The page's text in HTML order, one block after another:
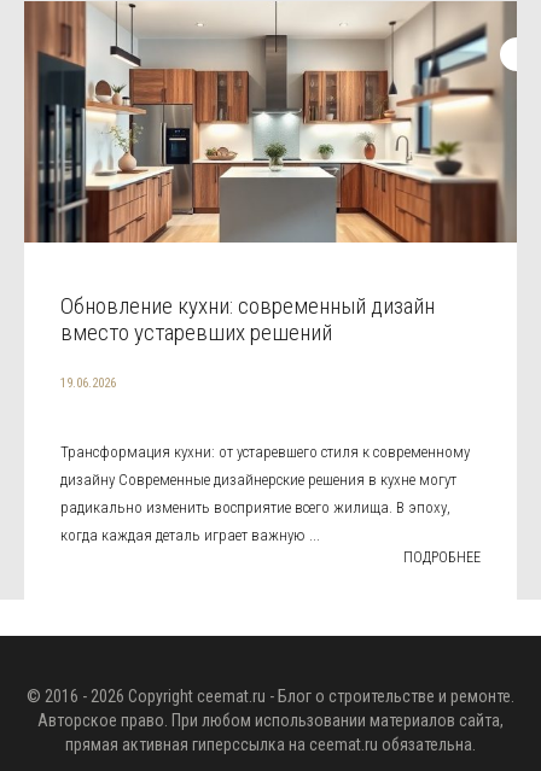
Обновление кухни: современный дизайн
вместо устаревших решений
19.06.2026
Трансформация кухни: от устаревшего стиля к современному
дизайну Современные дизайнерские решения в кухне могут
радикально изменить восприятие всего жилища. В эпоху,
когда каждая деталь играет важную ...
ПОДРОБНЕЕ
© 2016 - 2026 Copyright ceemat.ru - Блог о строительстве и ремонте.
Авторское право. При любом использовании материалов сайта,
прямая активная гиперссылка на ceemat.ru обязательна.